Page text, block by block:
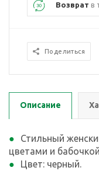
Возврат в
Поделиться
Описание
Стильный
цветами и
Цвет: черный.